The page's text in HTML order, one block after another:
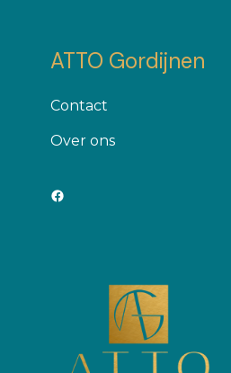
ATTO Gordijnen
Contact
Оver ons